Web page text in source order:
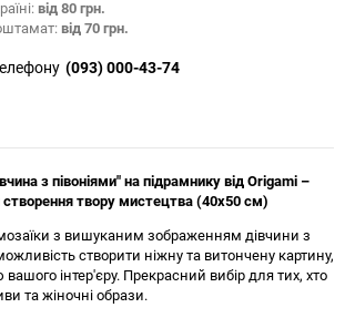
від 80 грн.
від 70 грн.
(093) 000-43-74
з півоніями" на підрамнику від Origami –
створення твору мистецтва (40x50 см)
з вишуканим зображенням дівчини з
створити ніжну та витончену картину,
інтер'єру. Прекрасний вибір для тих, хто
та жіночні образи.